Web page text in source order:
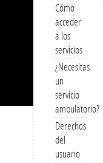
Cómo
acceder
a los
servicios
¿Necesitas
un
servicio
ambulatorio?
Derechos
del
usuario